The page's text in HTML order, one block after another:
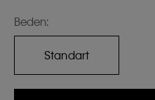
Beden:
Standart